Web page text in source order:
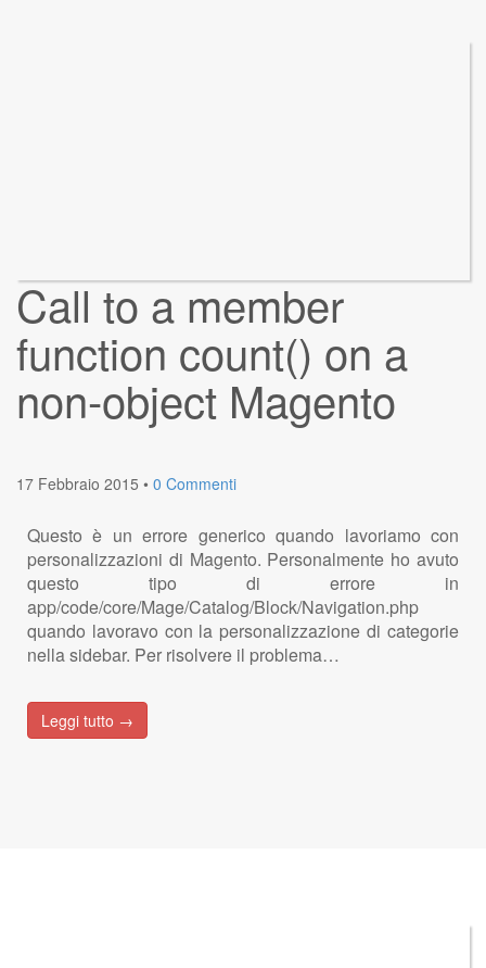
Call to a member
function count() on a
non-object Magento
17 Febbraio 2015 • 0 Commenti
Questo è un errore generico quando lavoriamo con
personalizzazioni di Magento. Personalmente ho avuto
questo tipo di errore in
app/code/core/Mage/Catalog/Block/Navigation.php
quando lavoravo con la personalizzazione di categorie
nella sidebar. Per risolvere il problema…
Leggi tutto →